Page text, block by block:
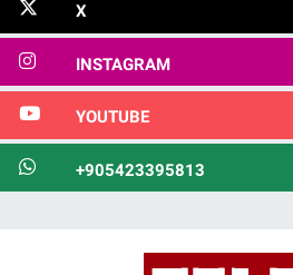
X
INSTAGRAM
YOUTUBE
+905423395813